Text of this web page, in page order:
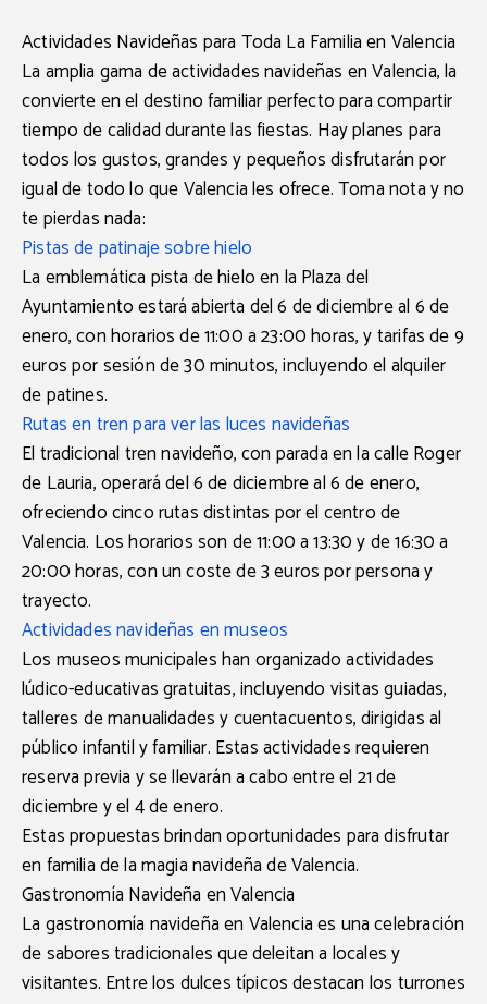
Actividades Navideñas para Toda La Familia en Valencia
La amplia gama de actividades navideñas en Valencia, la
convierte en el destino familiar perfecto para compartir
tiempo de calidad durante las fiestas. Hay planes para
todos los gustos, grandes y pequeños disfrutarán por
igual de todo lo que Valencia les ofrece. Toma nota y no
te pierdas nada:
Pistas de patinaje sobre hielo
La emblemática pista de hielo en la Plaza del
Ayuntamiento estará abierta del 6 de diciembre al 6 de
enero, con horarios de 11:00 a 23:00 horas, y tarifas de 9
euros por sesión de 30 minutos, incluyendo el alquiler
de patines.
Rutas en tren para ver las luces navideñas
El tradicional tren navideño, con parada en la calle Roger
de Lauria, operará del 6 de diciembre al 6 de enero,
ofreciendo cinco rutas distintas por el centro de
Valencia. Los horarios son de 11:00 a 13:30 y de 16:30 a
20:00 horas, con un coste de 3 euros por persona y
trayecto.
Actividades navideñas en museos
Los museos municipales han organizado actividades
lúdico-educativas gratuitas, incluyendo visitas guiadas,
talleres de manualidades y cuentacuentos, dirigidas al
público infantil y familiar. Estas actividades requieren
reserva previa y se llevarán a cabo entre el 21 de
diciembre y el 4 de enero.
Estas propuestas brindan oportunidades para disfrutar
en familia de la magia navideña de Valencia.
Gastronomía Navideña en Valencia
La gastronomía navideña en Valencia es una celebración
de sabores tradicionales que deleitan a locales y
visitantes. Entre los dulces típicos destacan los turrones